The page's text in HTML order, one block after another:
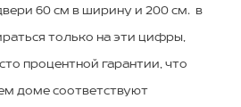
60 см в ширину и 200 см. в
только на эти цифры,
процентной гарантии, что
доме соответствуют